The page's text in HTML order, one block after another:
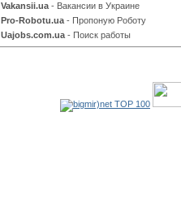
Vakansii.ua - Вакансии в Украине
Pro-Robotu.ua - Пропоную Роботу
Uajobs.com.ua - Поиск работы